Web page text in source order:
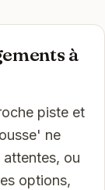
à
piste et
ne
ou
options,